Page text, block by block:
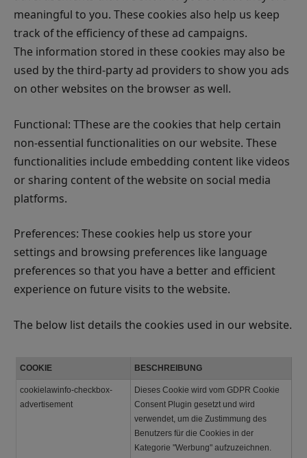
meaningful to you. These cookies also help us keep
track of the efficiency of these ad campaigns.
The information stored in these cookies may also be
used by the third-party ad providers to show you ads
on other websites on the browser as well.
Functional: TThese are the cookies that help certain
non-essential functionalities on our website. These
functionalities include embedding content like videos
or sharing content of the website on social media
platforms.
Preferences: These cookies help us store your
settings and browsing preferences like language
preferences so that you have a better and efficient
experience on future visits to the website.
The below list details the cookies used in our website.
COOKIE BESCHREIBUNG
cookielawinfo-checkbox-
advertisement
Dieses Cookie wird vom GDPR Cookie
Consent Plugin gesetzt und wird
verwendet, um die Zustimmung des
Benutzers für die Cookies in der
Kategorie "Werbung" aufzuzeichnen.